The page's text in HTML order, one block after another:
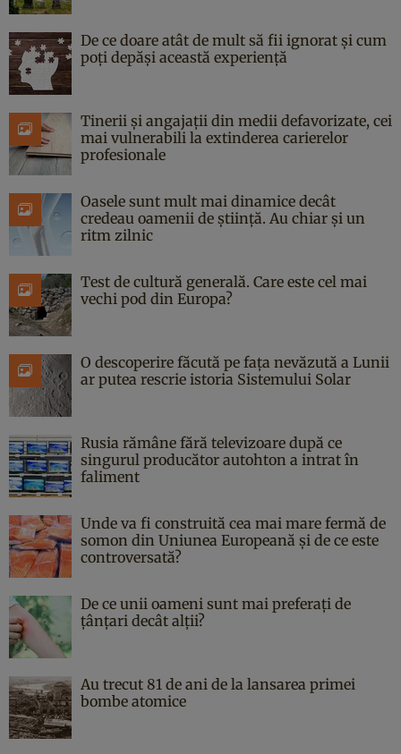
De ce doare atât de mult să fii ignorat și cum
poți depăși această experiență
Tinerii și angajații din medii defavorizate, cei
mai vulnerabili la extinderea carierelor
profesionale
Oasele sunt mult mai dinamice decât
credeau oamenii de știință. Au chiar și un
ritm zilnic
Test de cultură generală. Care este cel mai
vechi pod din Europa?
O descoperire făcută pe fața nevăzută a Lunii
ar putea rescrie istoria Sistemului Solar
Rusia rămâne fără televizoare după ce
singurul producător autohton a intrat în
faliment
Unde va fi construită cea mai mare fermă de
somon din Uniunea Europeană și de ce este
controversată?
De ce unii oameni sunt mai preferați de
țânțari decât alții?
Au trecut 81 de ani de la lansarea primei
bombe atomice